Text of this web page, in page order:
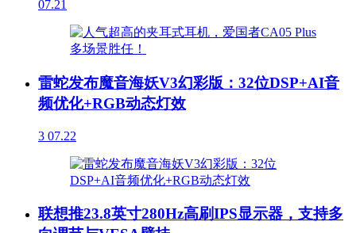
07.21
雷蛇发布魔音海妖V3幻彩版：32位DSP+AI音
频优化+RGB动态灯效
3 07.22
联想推23.8英寸280Hz高刷IPS显示器，支持多